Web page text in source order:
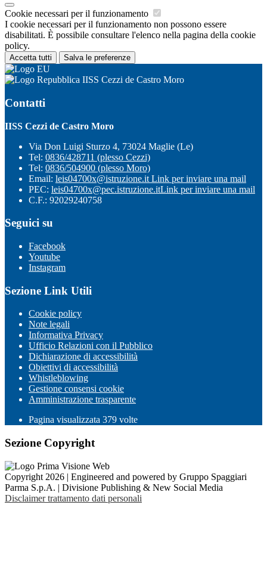
Cookie necessari per il funzionamento
I cookie necessari per il funzionamento non possono essere
disabilitati. È possibile consultare l'elenco nella pagina della cookie
policy.
Accetta tutti Salva le preferenze
IISS Cezzi de Castro Moro
Contatti
IISS Cezzi de Castro Moro
Via Don Luigi Sturzo 4, 73024 Maglie (Le)
Tel: 0836/428711 (plesso Cezzi)
Tel: 0836/504900 (plesso Moro)
Email: leis04700x@istruzione.it Link per inviare una mail
PEC: leis04700x@pec.istruzione.itLink per inviare una mail
C.F.: 92029240758
Seguici su
Facebook
Youtube
Instagram
Sezione Link Utili
Cookie policy
Note legali
Informativa Privacy
Ufficio Relazioni con il Pubblico
Dichiarazione di accessibilità
Obiettivi di accessibilità
Whistleblowing
Gestione consensi cookie
Amministrazione trasparente
Pagina visualizzata 379 volte
Sezione Copyright
Copyright 2026 | Engineered and powered by Gruppo Spaggiari
Parma S.p.A. | Divisione Publishing & New Social Media
Disclaimer trattamento dati personali